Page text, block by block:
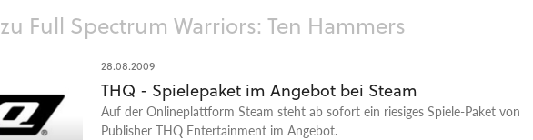
zu Full Spectrum Warriors: Ten Hammers
28.08.2009
THQ - Spielepaket im Angebot bei Steam
Auf der Onlineplattform Steam steht ab sofort ein riesiges Spiele-Paket von
Publisher THQ Entertainment im Angebot.